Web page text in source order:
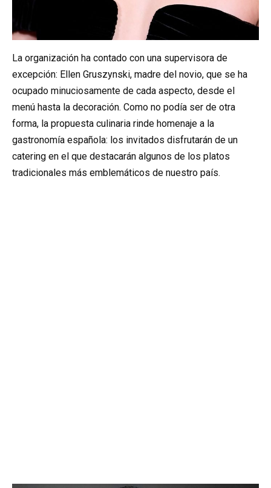
La organización ha contado con una supervisora de
excepción: Ellen Gruszynski, madre del novio, que se ha
ocupado minuciosamente de cada aspecto, desde el
menú hasta la decoración. Como no podía ser de otra
forma, la propuesta culinaria rinde homenaje a la
gastronomía española: los invitados disfrutarán de un
catering en el que destacarán algunos de los platos
tradicionales más emblemáticos de nuestro país.